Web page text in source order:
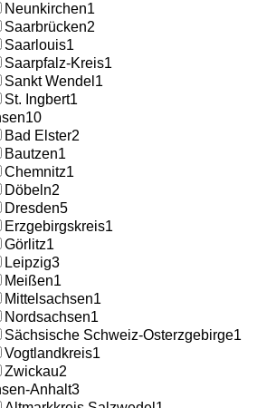
Neunkirchen1
Saarbrücken2
Saarlouis1
Saarpfalz-Kreis1
Sankt Wendel 1
St. Ingbert1
10
Bad Elster2
Bautzen1
Chemnitz1
Döbeln2
Dresden5
Erzgebirgskreis1
Görlitz1
Leipzig3
Meißen1
Mittelsachsen1
Nordsachsen1
Sächsische Schweiz-Osterzgebirge1
Vogtlandkreis1
Zwickau2
Anhalt3